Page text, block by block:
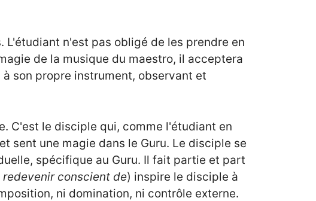
n'est pas obligé de les prendre en
de la musique du maestro, il acceptera
son propre instrument, observant et
C'est le disciple qui, comme l'étudiant en
sent une magie dans le Guru. Le disciple se
spécifique au Guru. Il fait partie et part
redevenir conscient de) inspire le disciple à
ni domination, ni contrôle externe.